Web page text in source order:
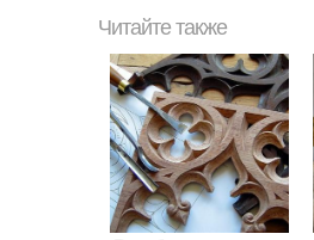
Читайте также